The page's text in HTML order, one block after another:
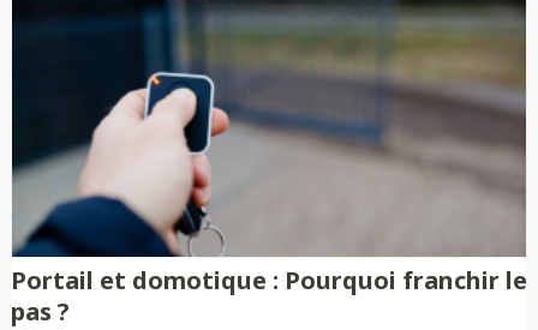
Portail et domotique : Pourquoi franchir le
pas ?